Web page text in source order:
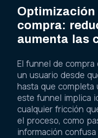
compra:
aumenta las
El funnel de
un usuario desde
hasta que completa
este funnel implica
cualquier fricción
el proceso, como
información